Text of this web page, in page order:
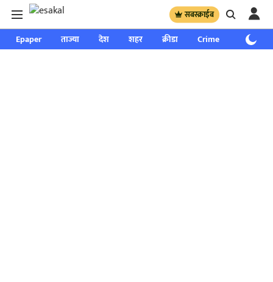
सबस्क्राईब
Epaper ताज्या देश शहर क्रीडा Crime साप्ताहिक